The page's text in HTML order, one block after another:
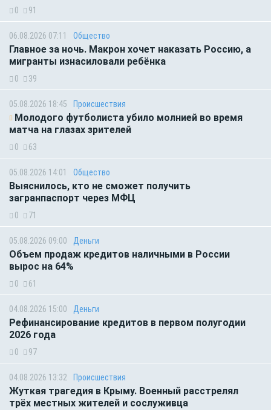
0 91
06.08.2026 07:11 Общество
Главное за ночь. Макрон хочет наказать Россию, а
мигранты изнасиловали ребёнка
0 39
05.08.2026 18:45 Происшествия
Молодого футболиста убило молнией во время
матча на глазах зрителей
0 63
05.08.2026 14:01 Общество
Выяснилось, кто не сможет получить
загранпаспорт через МФЦ
0 71
05.08.2026 09:00 Деньги
Объем продаж кредитов наличными в России
вырос на 64%
0 61
04.08.2026 15:00 Деньги
Рефинансирование кредитов в первом полугодии
2026 года
0 97
04.08.2026 13:32 Происшествия
Жуткая трагедия в Крыму. Военный расстрелял
трёх местных жителей и сослуживца